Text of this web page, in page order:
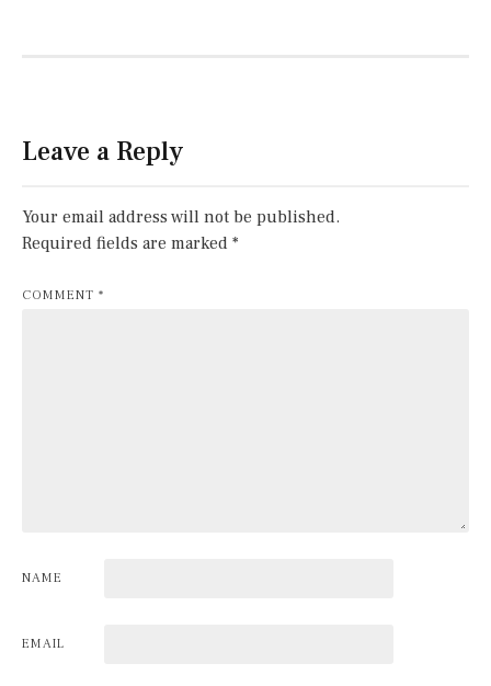
Leave a Reply
Your email address will not be published.
Required fields are marked *
COMMENT *
NAME
EMAIL